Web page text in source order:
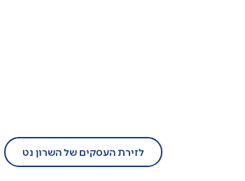
לזירת העסקים של השרון נט